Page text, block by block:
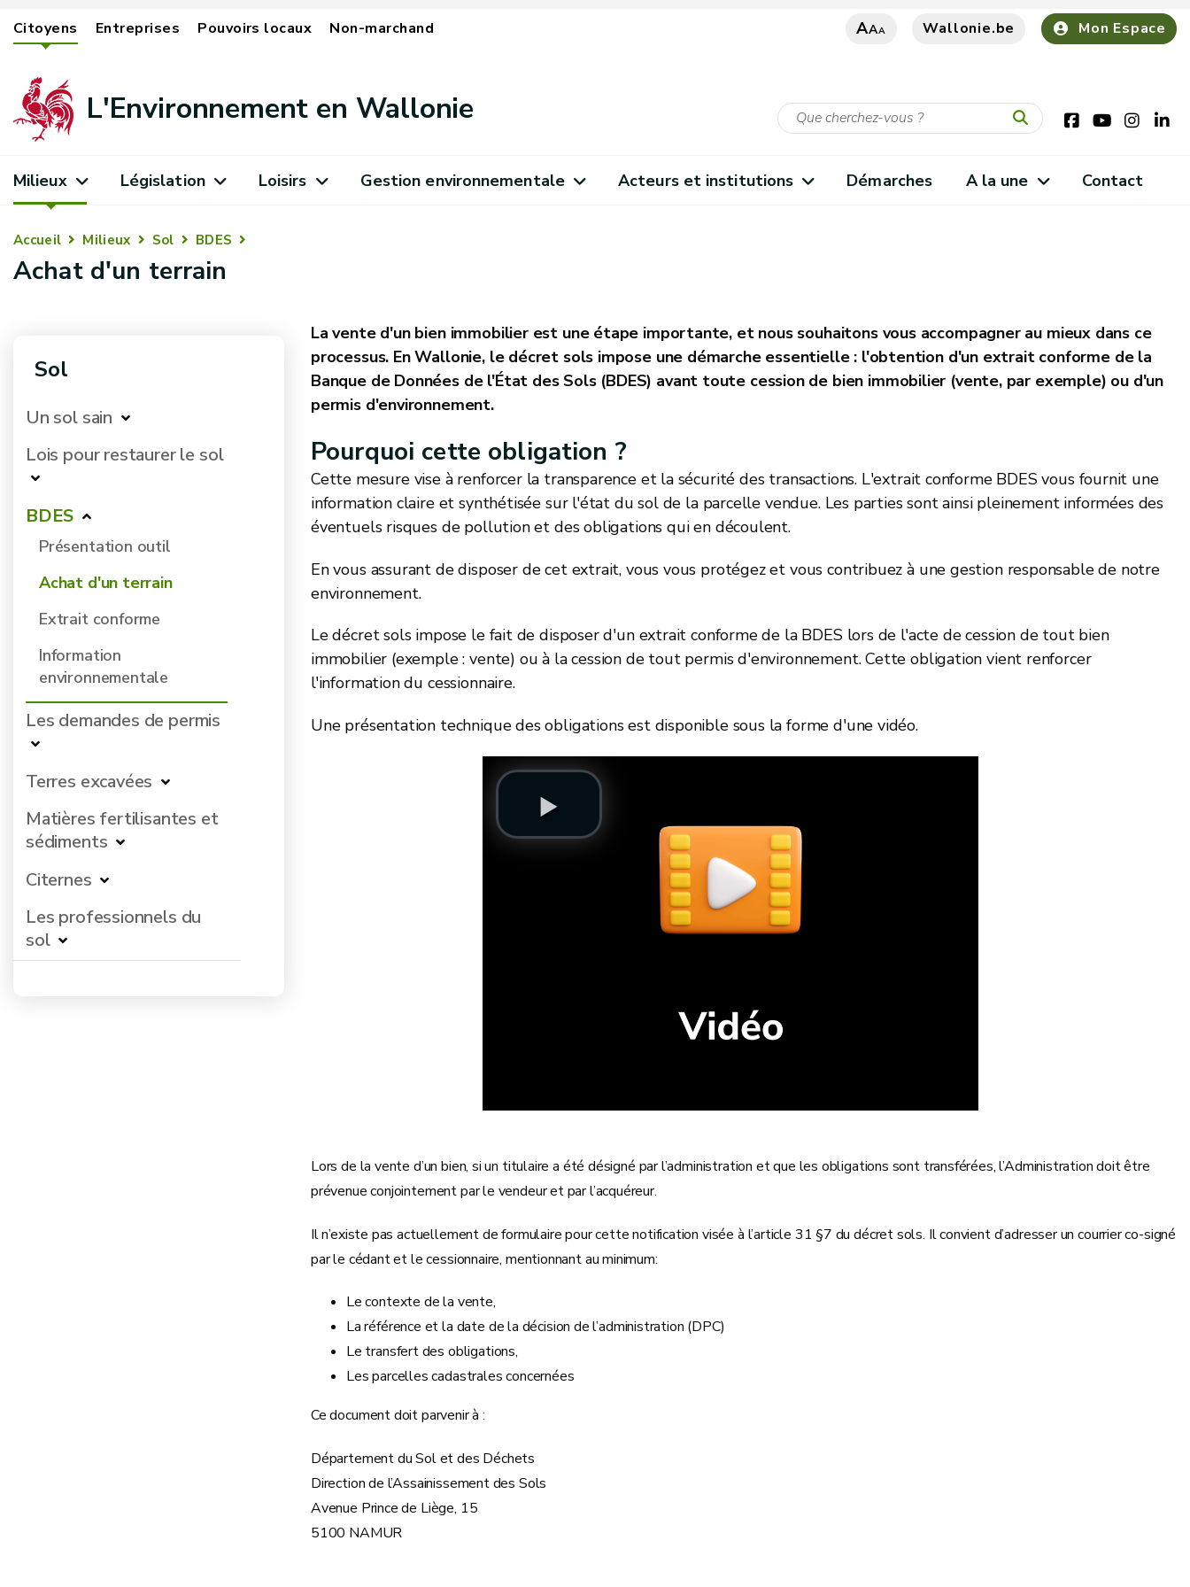
Citoyens Entreprises Pouvoirs locaux Non-marchand AAA Wallonie.be Mon Espace
L'Environnement en Wallonie
Milieux Législation Loisirs Gestion environnementale Acteurs et institutions Démarches A la une Contact
Accueil Milieux Sol BDES
Achat d'un terrain
Sol
Un sol sain
Lois pour restaurer le sol
BDES
Présentation outil
Achat d'un terrain
Extrait conforme
Information
environnementale
Les demandes de permis
Terres excavées
Matières fertilisantes et
sédiments
Citernes
Les professionnels du
sol
La vente d'un bien immobilier est une étape importante, et nous souhaitons vous accompagner au mieux dans ce
processus. En Wallonie, le décret sols impose une démarche essentielle : l'obtention d'un extrait conforme de la
Banque de Données de l'État des Sols (BDES) avant toute cession de bien immobilier (vente, par exemple) ou d'un
permis d'environnement.
Pourquoi cette obligation ?
Cette mesure vise à renforcer la transparence et la sécurité des transactions. L'extrait conforme BDES vous fournit une
information claire et synthétisée sur l'état du sol de la parcelle vendue. Les parties sont ainsi pleinement informées des
éventuels risques de pollution et des obligations qui en découlent.
En vous assurant de disposer de cet extrait, vous vous protégez et vous contribuez à une gestion responsable de notre
environnement.
Le décret sols impose le fait de disposer d'un extrait conforme de la BDES lors de l'acte de cession de tout bien
immobilier (exemple : vente) ou à la cession de tout permis d'environnement. Cette obligation vient renforcer
l'information du cessionnaire.
Une présentation technique des obligations est disponible sous la forme d'une vidéo.
Lors de la vente d’un bien, si un titulaire a été désigné par l’administration et que les obligations sont transférées, l’Administration doit être
prévenue conjointement par le vendeur et par l’acquéreur.
Il n’existe pas actuellement de formulaire pour cette notification visée à l’article 31 §7 du décret sols. Il convient d’adresser un courrier co-signé
par le cédant et le cessionnaire, mentionnant au minimum:
Le contexte de la vente,
La référence et la date de la décision de l’administration (DPC)
Le transfert des obligations,
Les parcelles cadastrales concernées
Ce document doit parvenir à :
Département du Sol et des Déchets
Direction de l’Assainissement des Sols
Avenue Prince de Liège, 15
5100 NAMUR